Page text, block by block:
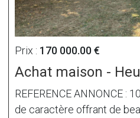
Prix : 170 000.00 €
Achat maison -
REFERENCE ANNONCE :
de caractère offrant de